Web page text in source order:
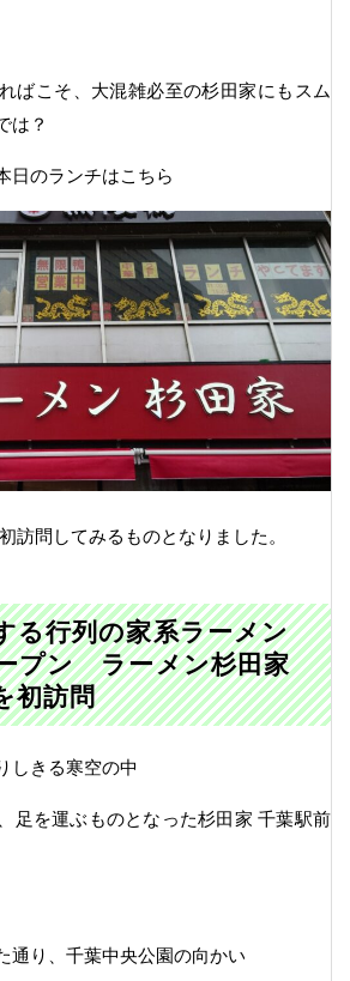
ばこそ、大混雑必至の杉田家にもスム
は？
日のランチはこちら
訪問してみるものとなりました。
る行列の家系ラーメン
プン ラーメン杉田家
初訪問
しきる寒空の中
足を運ぶものとなった杉田家 千葉駅前
通り、千葉中央公園の向かい